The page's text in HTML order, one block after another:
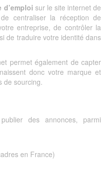
d’emploi sur le site internet de
centraliser la réception de
entreprise, de contrôler la
de traduire votre identité dans
permet également de capter
donc votre marque et
de sourcing.
des annonces, parmi
en France)